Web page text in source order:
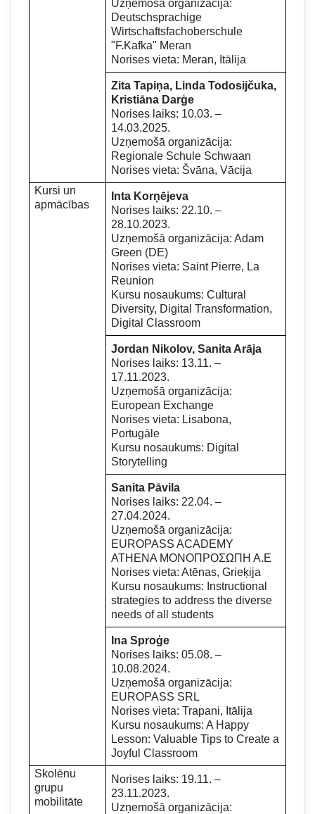
Uzņemošā organizācija:
Deutschsprachige
Wirtschaftsfachoberschule
"F.Kafka" Meran
Norises vieta: Meran, Itālija
Zita Tapiņa, Linda Todosijčuka,
Kristiāna Darģe
Norises laiks: 10.03. –
14.03.2025.
Uzņemošā organizācija:
Regionale Schule Schwaan
Norises vieta: Švāna, Vācija
Kursi un
apmācības
Inta Korņējeva
Norises laiks: 22.10. –
28.10.2023.
Uzņemošā organizācija: Adam
Green (DE)
Norises vieta: Saint Pierre, La
Reunion
Kursu nosaukums: Cultural
Diversity, Digital Transformation,
Digital Classroom
Jordan Nikolov, Sanita Arāja
Norises laiks: 13.11. –
17.11.2023.
Uzņemošā organizācija:
European Exchange
Norises vieta: Lisabona,
Portugāle
Kursu nosaukums: Digital
Storytelling
Sanita Pāvila
Norises laiks: 22.04. –
27.04.2024.
Uzņemošā organizācija:
EUROPASS ACADEMY
ATHENA ΜΟΝΟΠΡΟΣΩΠΗ Α.Ε
Norises vieta: Atēnas, Grieķija
Kursu nosaukums: Instructional
strategies to address the diverse
needs of all students
Ina Sproģe
Norises laiks: 05.08. –
10.08.2024.
Uzņemošā organizācija:
EUROPASS SRL
Norises vieta: Trapani, Itālija
Kursu nosaukums: A Happy
Lesson: Valuable Tips to Create a
Joyful Classroom
Skolēnu
grupu
mobilitāte
Norises laiks: 19.11. –
23.11.2023.
Uzņemošā organizācija: